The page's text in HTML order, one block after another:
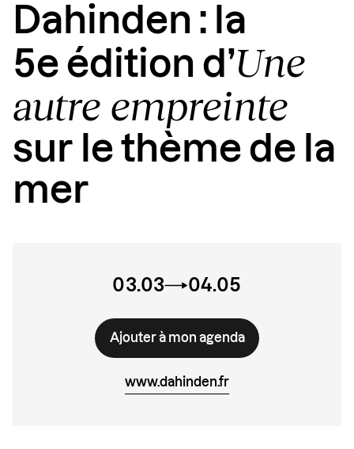
Dahinden : la
5e édition d’Une
autre empreinte
sur le thème de la
mer
03.03 04.05
Ajouter à mon agenda
www.dahinden.fr